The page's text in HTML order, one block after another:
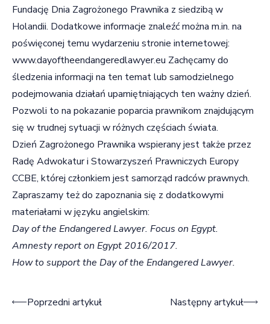
Fundację Dnia Zagrożonego Prawnika z siedzibą w
Holandii. Dodatkowe informacje znaleźć można m.in. na
poświęconej temu wydarzeniu stronie internetowej:
www.dayoftheendangeredlawyer.eu Zachęcamy do
śledzenia informacji na ten temat lub samodzielnego
podejmowania działań upamiętniających ten ważny dzień.
Pozwoli to na pokazanie poparcia prawnikom znajdującym
się w trudnej sytuacji w różnych częściach świata.
Dzień Zagrożonego Prawnika wspierany jest także przez
Radę Adwokatur i Stowarzyszeń Prawniczych Europy
CCBE, której członkiem jest samorząd radców prawnych.
Zapraszamy też do zapoznania się z dodatkowymi
materiałami w języku angielskim:
Day of the Endangered Lawyer. Focus on Egypt.
Amnesty report on Egypt 2016/2017.
How to support the Day of the Endangered Lawyer.
Nawigacja wpisu
Poprzedni artykuł Następny artykuł